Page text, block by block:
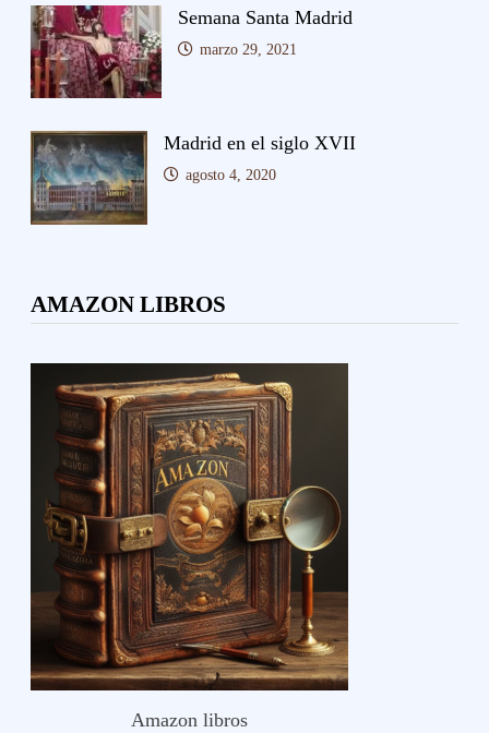
Semana Santa Madrid
marzo 29, 2021
Madrid en el siglo XVII
agosto 4, 2020
AMAZON LIBROS
Amazon libros